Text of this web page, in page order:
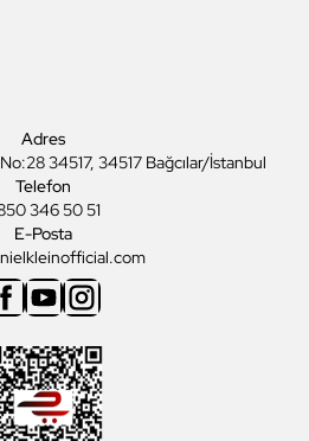
Adres
34517, 34517 Bağcılar/İstanbul
Telefon
346 50 51
E-Posta
Facebook
YoutubeInstagram